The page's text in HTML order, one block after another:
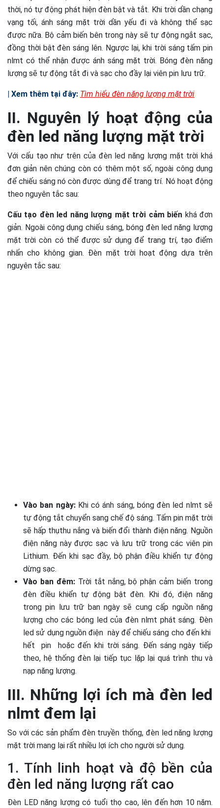
thời, nó tự động phát hiện đèn bật và tắt. Khi trời dần chạng
vạng tối, ánh sáng mặt trời dần yếu đi và không thể sạc
được nữa. Bộ cảm biến bên trong này sẽ tự động ngắt sạc,
đồng thời bật đèn sáng lên. Ngược lại, khi trời sáng tấm pin
nlmt có thể nhận được ánh sáng mặt trời. Bóng đèn năng
lượng sẽ tự động tắt đi và sạc cho đầy lại viên pin lưu trữ.
| Xem thêm tại đây: Tìm hiểu đèn năng lượng mặt trời
II. Nguyên lý hoạt động của
đèn led năng lượng mặt trời
Với cấu tạo như trên của đèn led năng lượng mặt trời khá
đơn giản nên chúng còn có thêm một số, ngoài công dụng
để chiếu sáng nó còn được dùng để trang trí. Nó hoạt động
theo nguyên tắc sau:
Cấu tạo đèn led năng lượng mặt trời cảm biến khá đơn
giản. Ngoài công dụng chiếu sáng, bóng đèn led năng lượng
mặt trời còn có thể được sử dụng để trang trí, tạo điểm
nhấn cho không gian. Đèn mặt trời hoạt động dựa trên
nguyên tắc sau:
Vào ban ngày:Khi có ánh sáng, bóng đèn led nlmt sẽ
tự động tắt chuyển sang chế độ sáng. Tấm pin mặt trời
sẽ hấp thụthu nắng và biến đổi thành điện năng. Nguồn
điện năng này được sạc và lưu trữ trong các viên pin
Lithium. Đến khi sạc đầy, bộ phận điều khiển tự động
dừng sạc.
Vào ban đêm:Trời tắt nắng, bộ phận cảm biến trong
đèn điều khiển tự động bật đèn. Khi đó, điện năng
trong pin lưu trữ ban ngày sẽ cung cấp nguồn năng
lượng cho các bóng led của đèn nlmt phát sáng. Đèn
led sử dụng nguồn điện này để chiếu sáng cho đến khi
hết pin hoặc đến khi trời sáng. Đến sáng ngày tiếp
theo, hệ thống đèn lại tiếp tục lặp lại quá trình thu và
nạp năng lượng.
III. Những lợi ích mà đèn led
nlmt đem lại
So với các sản phẩm đèn truyền thống, đèn led năng lượng
mặt trời mang lại rất nhiều lợi ích cho người sử dụng.
1. Tính linh hoạt và độ bền của
đèn led năng lượng rất cao
Đèn LED năng lượng có tuổi thọ cao, lên đến hơn 10 năm.